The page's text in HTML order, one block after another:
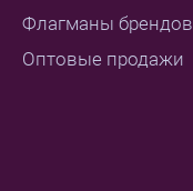
Флагманы брендов
Оптовые продажи